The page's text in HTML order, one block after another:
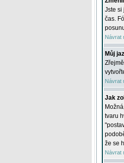
Jste si
čas.
Návrat
Můj
Návrat
Jak
tvaru
že se
Návrat